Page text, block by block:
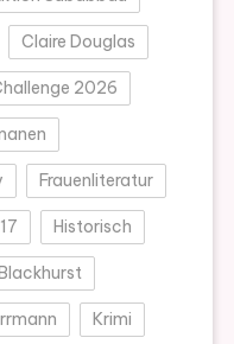
Claire Douglas
2026
Frauenliteratur
Historisch
Krimi